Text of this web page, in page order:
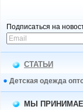
Подписаться на
СТАТЬИ
Детская одежда
МЫ